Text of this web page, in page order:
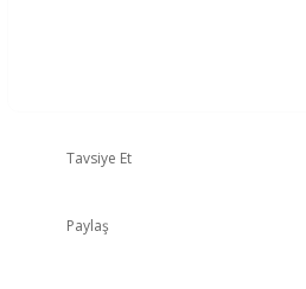
Tavsiye Et
Paylaş